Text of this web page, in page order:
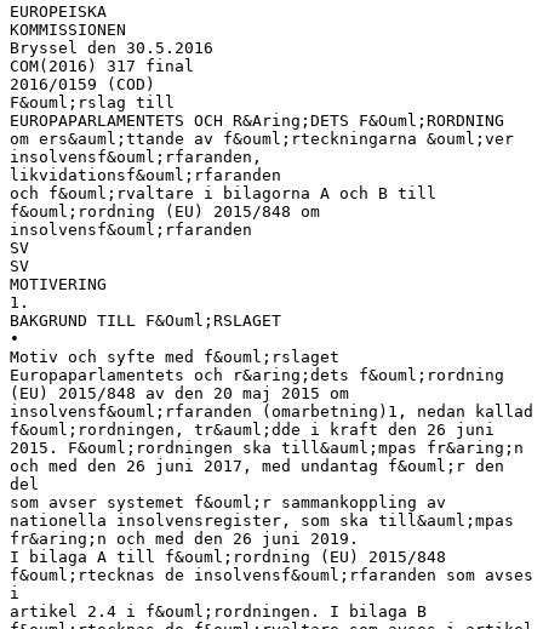
EUROPEISKA
KOMMISSIONEN
Bryssel den 30.5.2016
COM(2016) 317 final
2016/0159 (COD)
F&ouml;rslag till
EUROPAPARLAMENTETS OCH R&Aring;DETS F&Ouml;RORDNING
om ers&auml;ttande av f&ouml;rteckningarna &ouml;ver
insolvensf&ouml;rfaranden,
likvidationsf&ouml;rfaranden
och f&ouml;rvaltare i bilagorna A och B till
f&ouml;rordning (EU) 2015/848 om
insolvensf&ouml;rfaranden
SV
SV
MOTIVERING
1.
BAKGRUND TILL F&Ouml;RSLAGET
•
Motiv och syfte med f&ouml;rslaget
Europaparlamentets och r&aring;dets f&ouml;rordning
(EU) 2015/848 av den 20 maj 2015 om
insolvensf&ouml;rfaranden (omarbetning)1, nedan kallad
f&ouml;rordningen, tr&auml;dde i kraft den 26 juni
2015. F&ouml;rordningen ska till&auml;mpas fr&aring;n
och med den 26 juni 2017, med undantag f&ouml;r den
del
som avser systemet f&ouml;r sammankoppling av
nationella insolvensregister, som ska till&auml;mpas
fr&aring;n och med den 26 juni 2019.
I bilaga A till f&ouml;rordning (EU) 2015/848
f&ouml;rtecknas de insolvensf&ouml;rfaranden som avses
i
artikel 2.4 i f&ouml;rordningen. I bilaga B